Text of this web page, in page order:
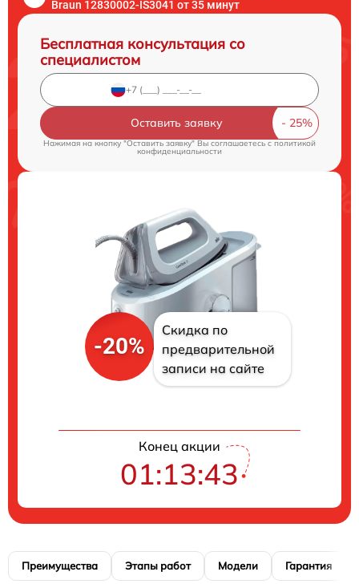
Braun 12830002-IS3041 от 35 минут
Бесплатная консультация со
специалистом
Оставить заявку
Нажимая на кнопку "Оставить заявку" Вы соглашаетесь cполитикой
конфиденциальности
-20%
Скидка по
предварительной
записи на сайте
Конец акции
01:13:42
Преимущества Этапы работ Модели Гарантия